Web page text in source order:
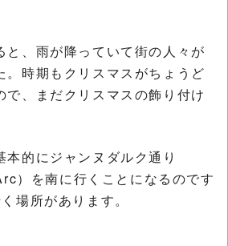
と、雨が降っていて街の人々が
。時期もクリスマスがちょうど
で、まだクリスマスの飾り付け
的にジャンヌダルク通り
）を南に行くことになるのです
場所があります。